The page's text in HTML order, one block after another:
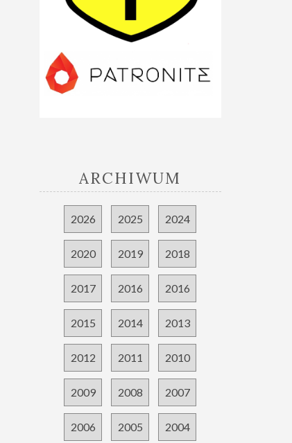
ARCHIWUM
2026 2025 2024
2020 2019 2018
2017 2016 2016
2015 2014 2013
2012 2011 2010
2009 2008 2007
2006 2005 2004